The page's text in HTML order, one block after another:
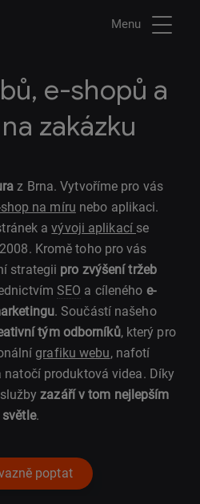
Menu
e-shopů a
zakázku
z Brna. Vytvoříme pro vás
na míru nebo aplikaci.
avývoji aplikací se
Kromě toho pro vás
strategii pro zvýšení tržeb
SEO a cíleného e-
. Součástí našeho
tým odborníků, který pro
grafiku webu, nafotí
produktová videa. Díky
zazáří v tom nejlepším
světle.
poptat